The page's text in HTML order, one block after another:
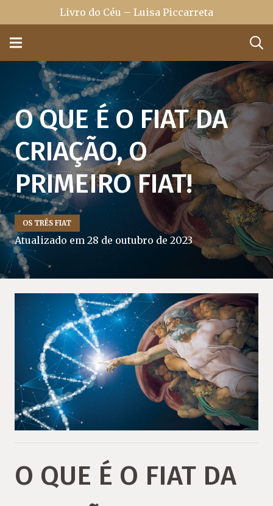
Livro do Céu – Luisa Piccarreta
O QUE É O FIAT DA
CRIAÇÃO, O
PRIMEIRO FIAT!
OS TRÊS FIAT
Atualizado em 28 de outubro de 2023
O QUE É O FIAT DA